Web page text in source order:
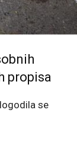
propisa
se